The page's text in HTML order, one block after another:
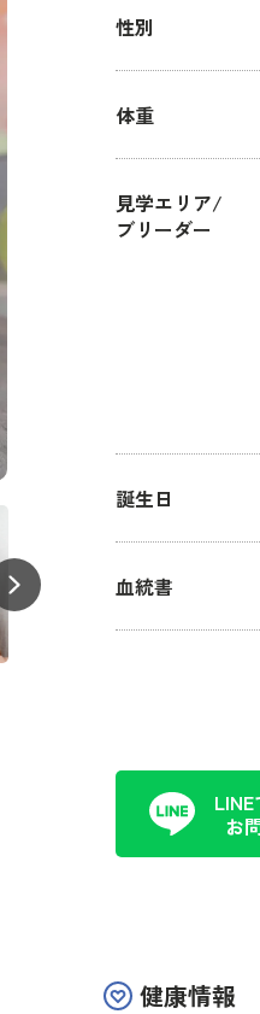
性別
体重
見学エリア/
ブリーダー
誕生日
血統書
お
健康情報